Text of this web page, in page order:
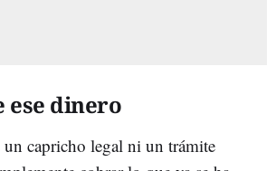
ese dinero
capricho legal ni un trámite